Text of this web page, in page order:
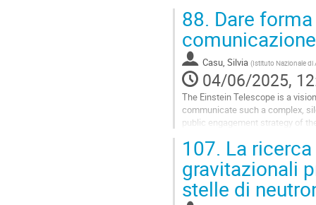
Go
to
contribution
page
88. Dare
Casu, Silvia (Istituto Nazionale
04/06/2025,
The Einstein Telescope is a
communicate such a complex,
public engagement strategy of
Go
to
contribution
page
107. La
gravitazionali
stelle di